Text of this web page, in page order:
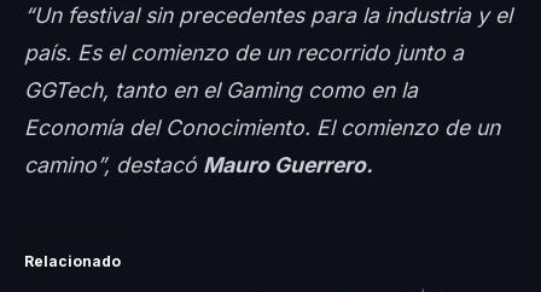
“Un festival sin precedentes para la industria y el
país. Es el comienzo de un recorrido junto a
GGTech, tanto en el Gaming como en la
Economía del Conocimiento. El comienzo de un
camino”, destacó Mauro Guerrero.
Relacionado